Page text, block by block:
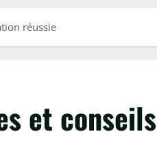
réussie
et conseils